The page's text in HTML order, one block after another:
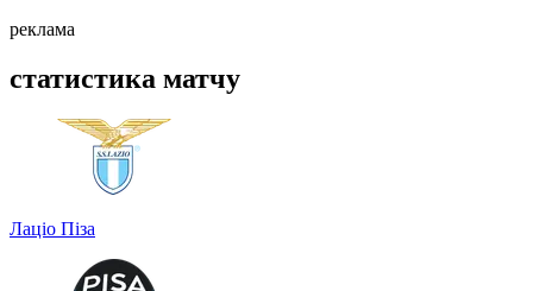
реклама
статистика матчу
Лаціо Піза